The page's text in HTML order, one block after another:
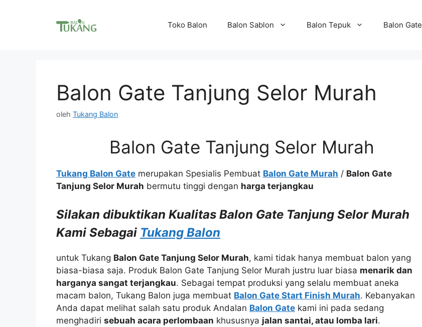
Toko Balon Balon Sablon Balon Tepuk Balon Gate
Balon Gate Tanjung Selor Murah
oleh Tukang Balon
Balon Gate Tanjung Selor Murah
Tukang Balon Gate merupakan Spesialis Pembuat Balon Gate Murah / Balon Gate
Tanjung Selor Murah bermutu tinggi dengan harga terjangkau
Silakan dibuktikan Kualitas Balon Gate Tanjung Selor Murah
Kami Sebagai Tukang Balon
untuk Tukang Balon Gate Tanjung Selor Murah, kami tidak hanya membuat balon yang
biasa-biasa saja. Produk Balon Gate Tanjung Selor Murah justru luar biasa menarik dan
harganya sangat terjangkau. Sebagai tempat produksi yang selalu membuat aneka
macam balon, Tukang Balon juga membuat Balon Gate Start Finish Murah. Kebanyakan
Anda dapat melihat salah satu produk Andalan Balon Gate kami ini pada sedang
menghadiri sebuah acara perlombaan khususnya jalan santai, atau lomba lari.